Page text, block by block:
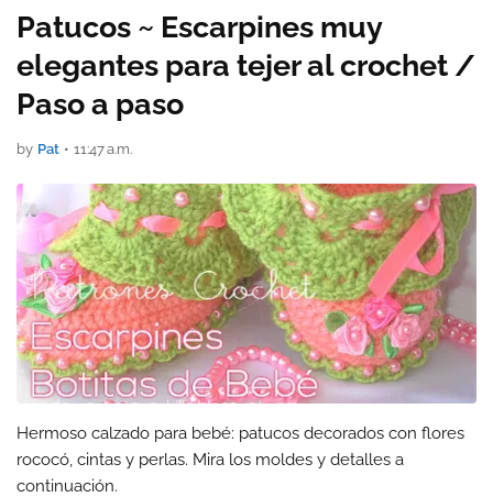
Patucos ~ Escarpines muy
elegantes para tejer al crochet /
Paso a paso
by Pat • 11:47 a.m.
Hermoso calzado para bebé: patucos decorados con flores
rococó, cintas y perlas. Mira los moldes y detalles a
continuación.